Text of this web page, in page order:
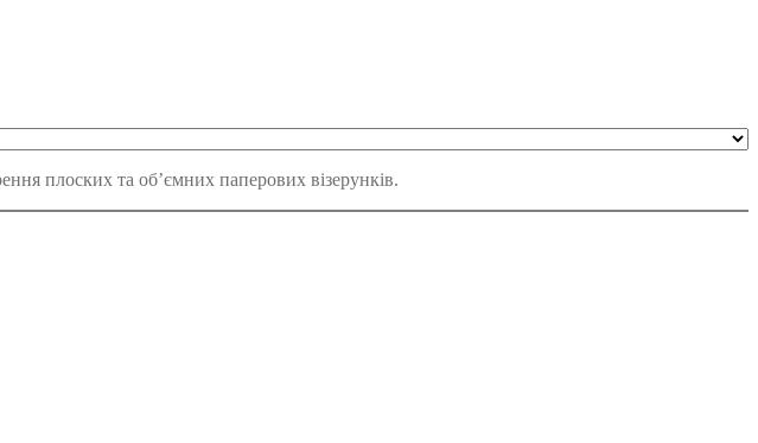
плоских та об’ємних паперових візерунків.